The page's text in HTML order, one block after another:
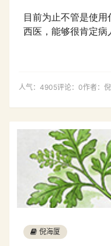
目前为止不管是使
西医，能够很肯定病
你的病已经治好了，
人气：4905评论：0作者：
倪海厦